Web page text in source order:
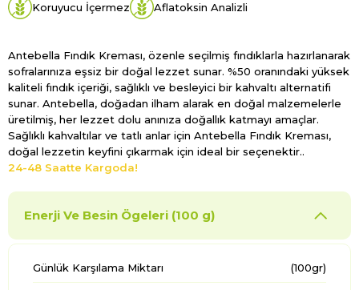
Koruyucu İçermez Aflatoksin Analizli
Antebella Fındık Kreması, özenle seçilmiş fındıklarla hazırlanarak
sofralarınıza eşsiz bir doğal lezzet sunar. %50 oranındaki yüksek
kaliteli fındık içeriği, sağlıklı ve besleyici bir kahvaltı alternatifi
sunar. Antebella, doğadan ilham alarak en doğal malzemelerle
üretilmiş, her lezzet dolu anınıza doğallık katmayı amaçlar.
Sağlıklı kahvaltılar ve tatlı anlar için Antebella Fındık Kreması,
doğal lezzetin keyfini çıkarmak için ideal bir seçenektir..
24-48 Saatte Kargoda!
Enerji Ve Besin Ögeleri (100 g)
Günlük Karşılama Miktarı (100gr)